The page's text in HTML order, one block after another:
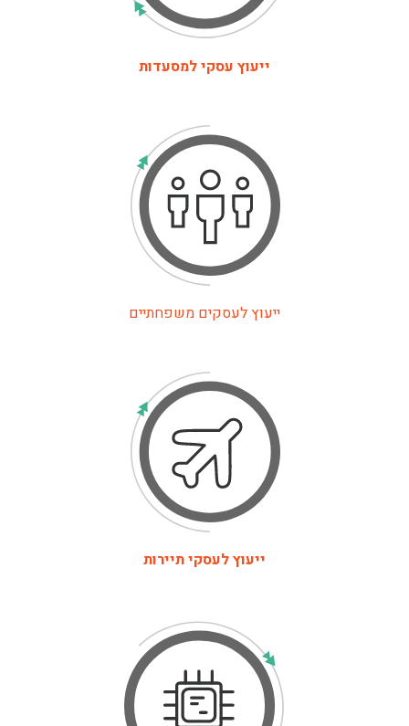
ייעוץ עסקי למסעדות
ייעוץ לעסקים משפחתיים
ייעוץ לעסקי תיירות